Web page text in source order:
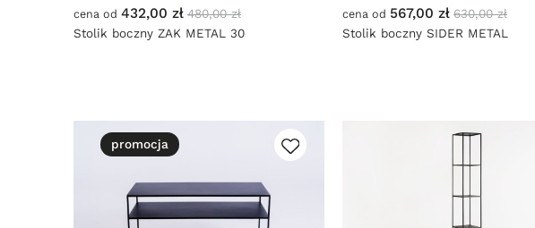
cena od 432,00 zł 480,00 zł
Stolik boczny ZAK METAL 30
cena od 567,00 zł 630,00 zł
Stolik boczny SIDER METAL
promocja